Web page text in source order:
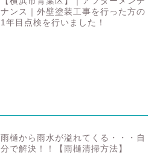
ナンス｜外壁塗装工事を行った方の
1年目点検を行いました！
雨樋から雨水が溢れてくる・・・自
分で解決！！【雨樋清掃方法】